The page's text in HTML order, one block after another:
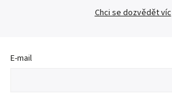
Chci se dozvědět víc
E-mail